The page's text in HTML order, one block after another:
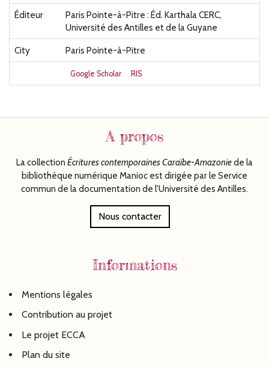
Éditeur
Paris Pointe-à-Pitre : Éd. Karthala CERC,
Université des Antilles et de la Guyane
City
Paris Pointe-à-Pitre
Google Scholar RIS
A propos
La collection Écriturescontemporaines Caraïbe-Amazoniede la
bibliothèque numérique Manioc est dirigée par le Service
commun de la documentation de l'Université des Antilles.
Nous contacter
Informations
Mentions légales
Contribution au projet
Le projet ECCA
Plan du site